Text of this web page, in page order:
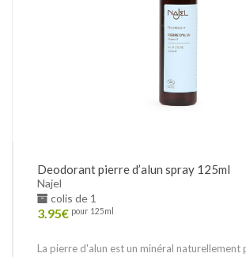
Deodorant pierre d’alun spray 125ml
Najel
colis de 1
3.95€ pour 125ml
La pierre d'alun est un minéral naturellement